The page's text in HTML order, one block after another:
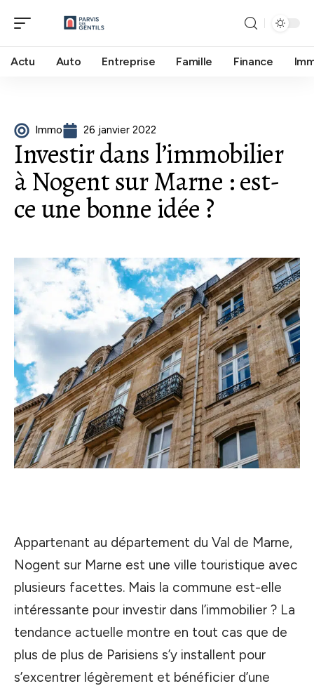
Actu Auto Entreprise Famille Finance
Immo 26 janvier 2022
Investir dans l’immobilier
à Nogent sur Marne : est-
ce une bonne idée ?
Appartenant au département du Val de Marne,
Nogent sur Marne est une ville touristique avec
plusieurs facettes. Mais la commune est-elle
intéressante pour investir dans l’immobilier ? La
tendance actuelle montre en tout cas que de
plus de plus de Parisiens s’y installent pour
s’excentrer légèrement et bénéficier d’une